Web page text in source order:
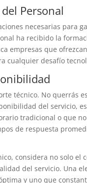
Personal
necesarias para
ha recibido la
empresas que
cualquier desafío
técnico. No querrás
del servicio,
tradicional o que
de respuesta
considera no solo el
del servicio. Una
y uno que